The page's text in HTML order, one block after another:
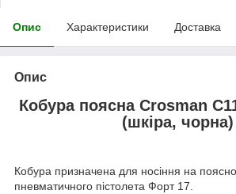
Опис Характеристики Доставка
Опис
Кобура поясна Crosman
(шкіра, чорна)
Кобура призначена для носіння на
пневматичного пістолета Форт 17.